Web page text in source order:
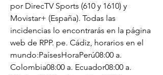
por DirecTV Sports (610 y 1610) y
Movistar+ (España). Todas las
incidencias lo encontrarás en la página
web de RPP. pe. Cádiz, horarios en el
mundo:PaísesHoraPerú08:00 a.
Colombia08:00 a. Ecuador08:00 a.